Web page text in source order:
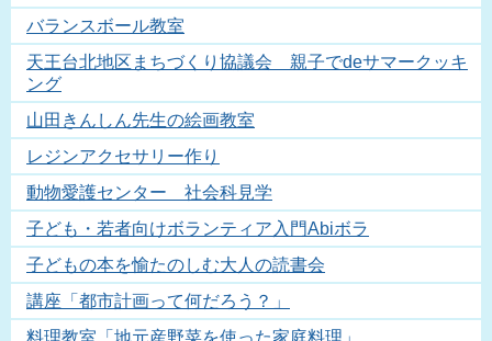
バランスボール教室
天王台北地区まちづくり協議会 親子でdeサマークッキ
ング
山田きんしん先生の絵画教室
レジンアクセサリー作り
動物愛護センター 社会科見学
子ども・若者向けボランティア入門Abiボラ
子どもの本を愉たのしむ大人の読書会
講座「都市計画って何だろう？」